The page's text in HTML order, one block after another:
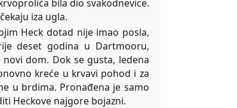
bila dio svakodnevice.
iza ugla.
Heck dotad nije imao posla,
deset godina u Dartmooru,
dom. Dok se gusta, ledena
kreće u krvavi pohod i za
u brdima. Pronađena je samo
Heckove najgore bojazni.